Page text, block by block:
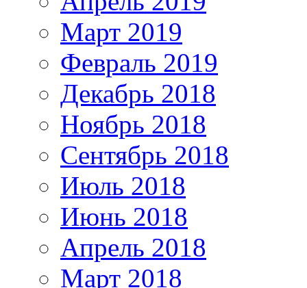
Март 2019
Февраль 2019
Декабрь 2018
Ноябрь 2018
Сентябрь 2018
Июль 2018
Июнь 2018
Апрель 2018
Март 2018